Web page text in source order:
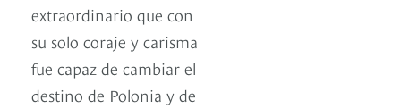
extraordinario que con
su solo coraje y carisma
fue capaz de cambiar el
destino de Polonia y de